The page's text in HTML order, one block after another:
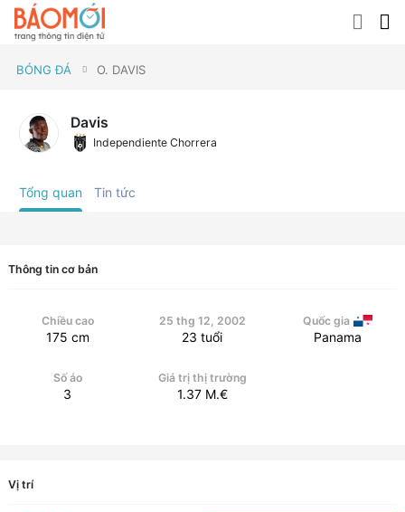
BÓNG ĐÁ O. DAVIS
Davis
Independiente Chorrera
Tổng quan Tin tức
Thông tin cơ bản
Chiều cao
175 cm
25 thg 12, 2002
23 tuổi
Quốc gia
Panama
Số áo
3
Giá trị thị trường
1.37 M.€
Vị trí